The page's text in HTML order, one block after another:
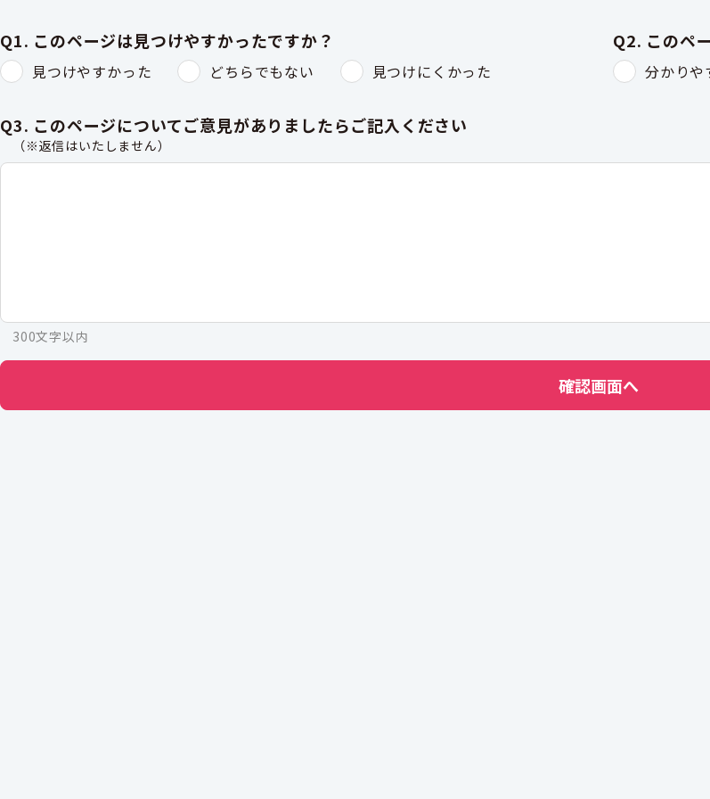
Q1. このページは見つけやすかったですか？
見つけやすかった どちらでもない 見つけにくかった
Q2. このペ
分かりや
Q3. このページについてご意見がありましたらご記入ください
（※返信はいたしません）
300文字以内